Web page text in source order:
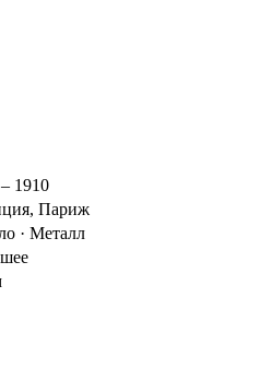
1910
Париж
· Металл